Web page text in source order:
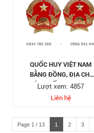
QUỐC HUY VIỆT NAM
BẰNG ĐỒNG, ĐỊA CHỈ
ĐÚC QUỐC HUY THEO
YÊU CẦU
Lượt xem: 4857
Liên hệ
Page 1 / 13 1 2 3